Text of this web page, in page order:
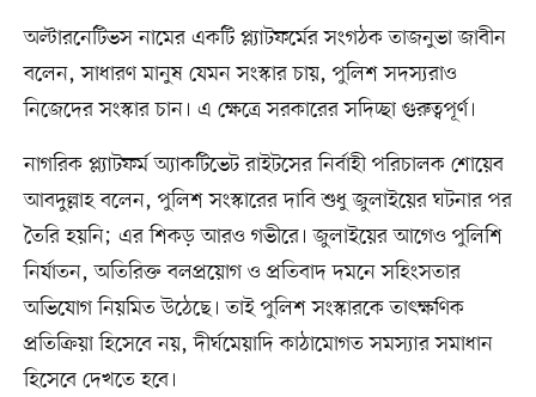
অল্টারনেটিভস নামের একটি প্ল্যাটফর্মের সংগঠক তাজনুভা জাবীন
বলেন, সাধারণ মানুষ যেমন সংস্কার চায়, পুলিশ সদস্যরাও
নিজেদের সংস্কার চান। এ ক্ষেত্রে সরকারের সদিচ্ছা গুরুত্বপূর্ণ।
নাগরিক প্ল্যাটফর্ম অ্যাকটিভেট রাইটসের নির্বাহী পরিচালক শোয়েব
আবদুল্লাহ বলেন, পুলিশ সংস্কারের দাবি শুধু জুলাইয়ের ঘটনার পর
তৈরি হয়নি; এর শিকড় আরও গভীরে। জুলাইয়ের আগেও পুলিশি
নির্যাতন, অতিরিক্ত বলপ্রয়োগ ও প্রতিবাদ দমনে সহিংসতার
অভিযোগ নিয়মিত উঠেছে। তাই পুলিশ সংস্কারকে তাৎক্ষণিক
প্রতিক্রিয়া হিসেবে নয়, দীর্ঘমেয়াদি কাঠামোগত সমস্যার সমাধান
হিসেবে দেখতে হবে।